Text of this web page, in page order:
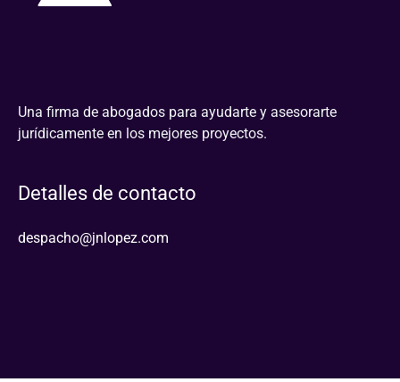
Una firma de abogados para ayudarte y asesorarte
jurídicamente en los mejores proyectos.
Detalles de contacto
despacho@jnlopez.com